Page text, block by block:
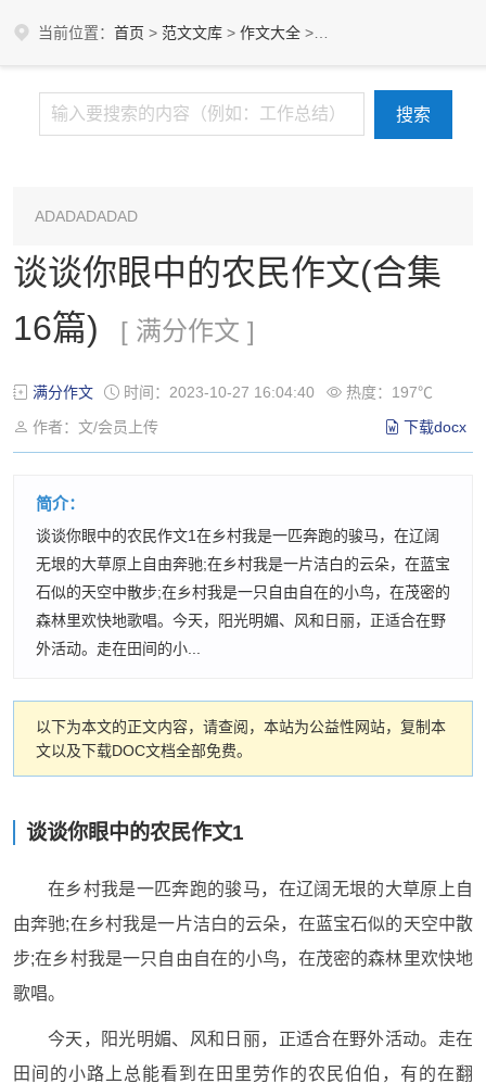
当前位置： 首页 > 范文文库 > 作文大全 >
ADADADADAD
谈谈你眼中的农民作文(合集
16篇)
[ 满分作文 ]
满分作文 时间：2023-10-27 16:04:40
热度：197℃
作者：文/会员上传
下载docx
简介：
谈谈你眼中的农民作文1在乡村我是一匹奔跑的骏马，在辽阔
无垠的大草原上自由奔驰;在乡村我是一片洁白的云朵，在蓝宝
石似的天空中散步;在乡村我是一只自由自在的小鸟，在茂密的
森林里欢快地歌唱。今天，阳光明媚、风和日丽，正适合在野
外活动。走在田间的小...
以下为本文的正文内容，请查阅，本站为公益性网站，复制本
文以及下载DOC文档全部免费。
谈谈你眼中的农民作文1
在乡村我是一匹奔跑的骏马，在辽阔无垠的大草原上自
由奔驰;在乡村我是一片洁白的云朵，在蓝宝石似的天空中散
步;在乡村我是一只自由自在的小鸟，在茂密的森林里欢快地
歌唱。
今天，阳光明媚、风和日丽，正适合在野外活动。走在
田间的小路上总能看到在田里劳作的农民伯伯，有的在翻